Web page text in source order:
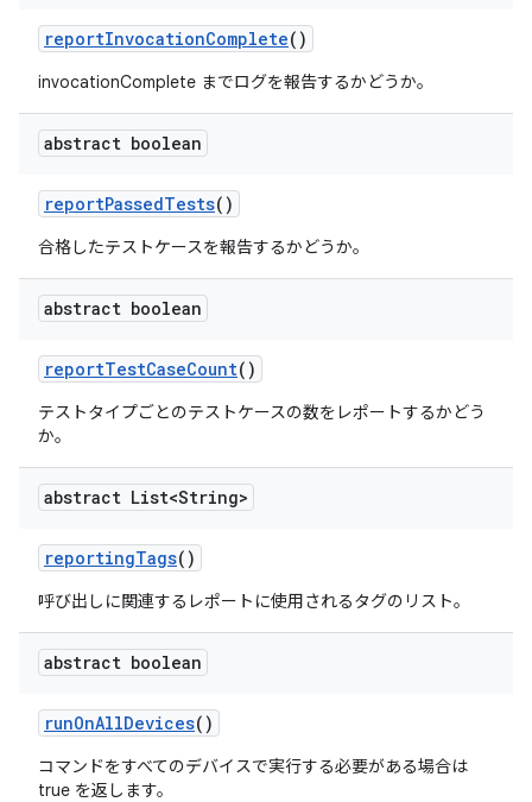
reportInvocationComplete()
invocationComplete までログを報告するかどうか。
abstract boolean
reportPassedTests()
合格したテストケースを報告するかどうか。
abstract boolean
reportTestCaseCount()
テストタイプごとのテストケースの数をレポートするかどう
か。
abstract List<String>
reportingTags()
呼び出しに関連するレポートに使用されるタグのリスト。
abstract boolean
runOnAllDevices()
コマンドをすべてのデバイスで実行する必要がある場合は
true を返します。